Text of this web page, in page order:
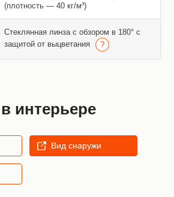
(плотность — 40 кг/м³)
Стеклянная линза с обзором в 180° с
защитой от выцветания
интерьере
Вид снаружи